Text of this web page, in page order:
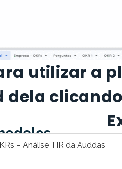
utilizar a
– Análise TIR da Auddas